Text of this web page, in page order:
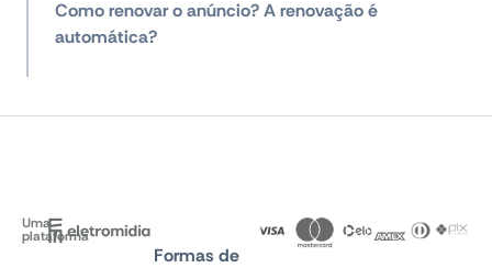
Como renovar o anúncio? A renovação é
automática?
Uma
plataforma
Formas de